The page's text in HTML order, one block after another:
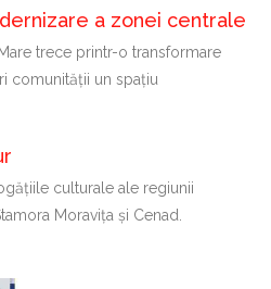
a zonei centrale
trece printr-o transformare
comunității un spațiu
culturale ale regiunii
Moravița și Cenad.